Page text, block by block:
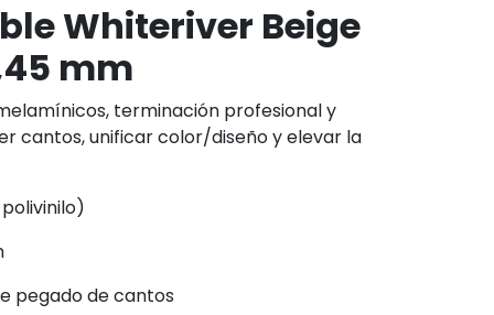
Whiteriver Beige
mm
terminación profesional y
cantos, unificar color/diseño y elevar la
pegado de cantos